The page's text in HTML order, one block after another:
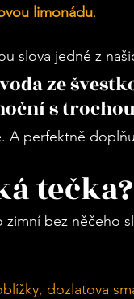
limonádu.
slova jedné z
ze
s
A perfektně
zimní bez něčeho
dozlatova